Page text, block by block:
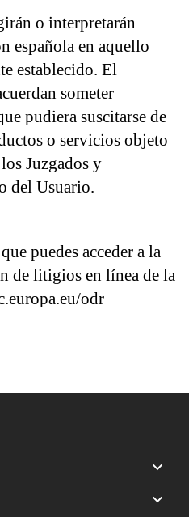
o interpretarán
española en aquello
establecido. El
someter
pudiera suscitarse de
o servicios objeto
Juzgados y
del Usuario.
puedes acceder a la
de litigios en línea de la
odr

